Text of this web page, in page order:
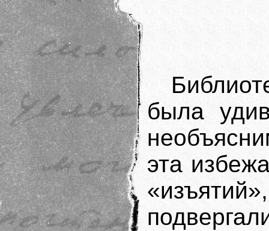
была
эта